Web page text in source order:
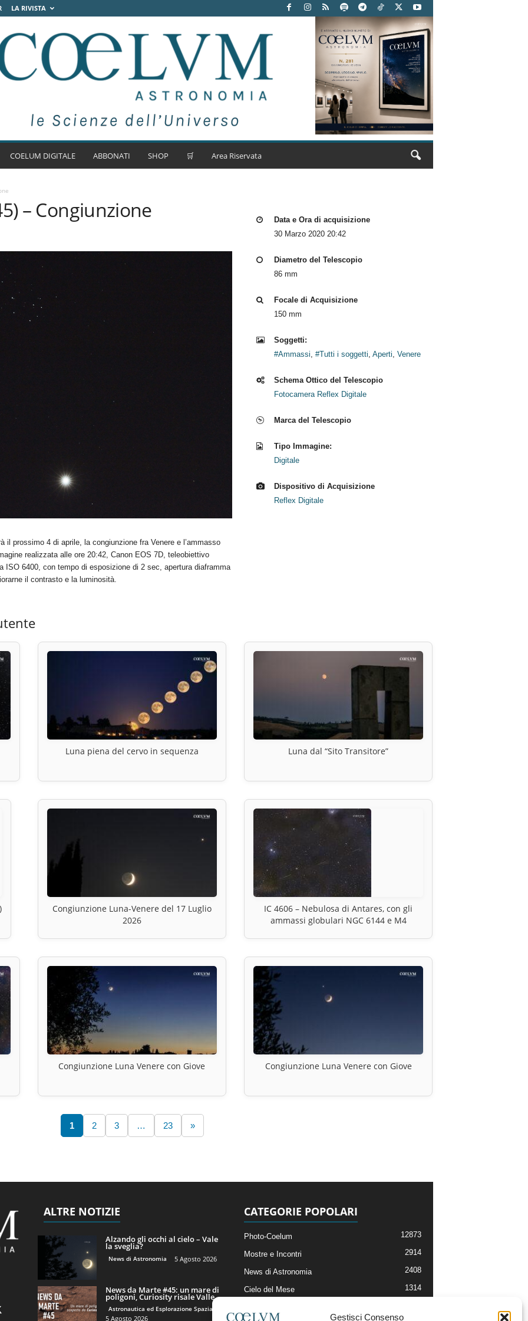
Gestisci Consenso
LA RIVISTA
COELUM DIGITALE ABBONATI SHOP 🛒 Area Riservata
– Congiunzione
il prossimo 4 di aprile, la congiunzione fra Venere e l’ammasso
realizzata alle ore 20:42, Canon EOS 7D, teleobiettivo
ISO 6400, con tempo di esposizione di 2 sec, apertura diaframma
il contrasto e la luminosità.
Data e Ora di acquisizione
30 Marzo 2020 20:42
Diametro del Telescopio
86 mm
Focale di Acquisizione
150 mm
Soggetti:
#Ammassi, #Tutti i soggetti, Aperti, Venere
Schema Ottico del Telescopio
Fotocamera Reflex Digitale
Marca del Telescopio
Tipo Immagine:
Digitale
Dispositivo di Acquisizione
Reflex Digitale
Luna piena del cervo in sequenza Luna dal “Sito Transitore”
Congiunzione Luna-Venere del 17 Luglio
2026
IC 4606 – Nebulosa di Antares, con gli
ammassi globulari NGC 6144 e M4
Congiunzione Luna Venere con Giove Congiunzione Luna Venere con Giove
1 2 3 … 23 »
ALTRE NOTIZIE
Alzando gli occhi al cielo – Vale
la sveglia?
News di Astronomia 5 Agosto 2026
News da Marte #45: un mare di
poligoni, Curiosity risale Valle...
Astronautica ed Esplorazione Spaziale
5 Agosto 2026
CATEGORIE POPOLARI
Photo-Coelum 12873
Mostre e Incontri 2914
News di Astronomia 2408
Cielo del Mese 1314